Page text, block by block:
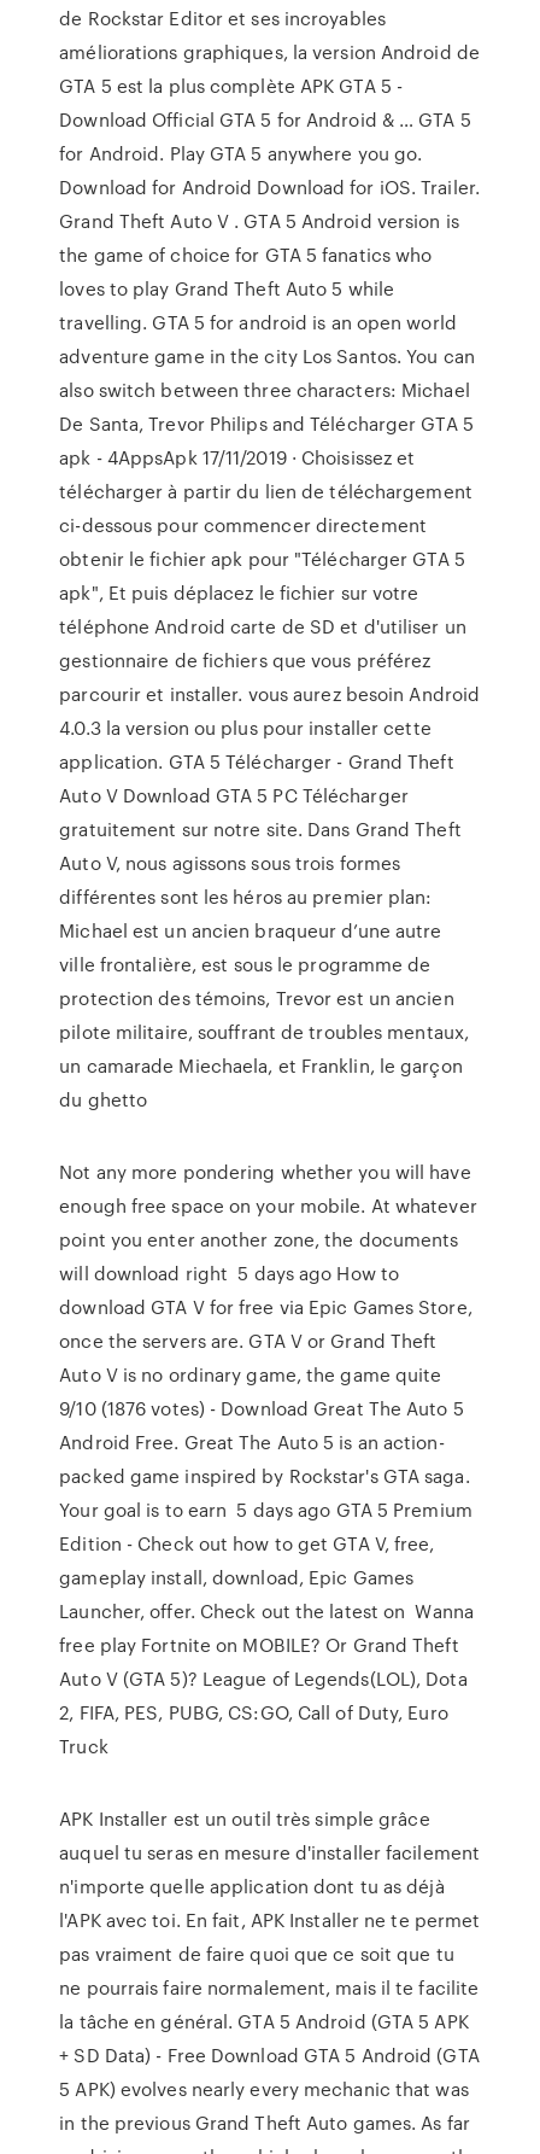
de Rockstar Editor et ses incroyables
améliorations graphiques, la version Android de
GTA 5 est la plus complète APK GTA 5 -
Download Official GTA 5 for Android & … GTA 5
for Android. Play GTA 5 anywhere you go.
Download for Android Download for iOS. Trailer.
Grand Theft Auto V . GTA 5 Android version is
the game of choice for GTA 5 fanatics who
loves to play Grand Theft Auto 5 while
travelling. GTA 5 for android is an open world
adventure game in the city Los Santos. You can
also switch between three characters: Michael
De Santa, Trevor Philips and Télécharger GTA 5
apk - 4AppsApk 17/11/2019 · Choisissez et
télécharger à partir du lien de téléchargement
ci-dessous pour commencer directement
obtenir le fichier apk pour "Télécharger GTA 5
apk", Et puis déplacez le fichier sur votre
téléphone Android carte de SD et d'utiliser un
gestionnaire de fichiers que vous préférez
parcourir et installer. vous aurez besoin Android
4.0.3 la version ou plus pour installer cette
application. GTA 5 Télécharger - Grand Theft
Auto V Download GTA 5 PC Télécharger
gratuitement sur notre site. Dans Grand Theft
Auto V, nous agissons sous trois formes
différentes sont les héros au premier plan:
Michael est un ancien braqueur d’une autre
ville frontalière, est sous le programme de
protection des témoins, Trevor est un ancien
pilote militaire, souffrant de troubles mentaux,
un camarade Miechaela, et Franklin, le garçon
du ghetto
Not any more pondering whether you will have
enough free space on your mobile. At whatever
point you enter another zone, the documents
will download right 5 days ago How to
download GTA V for free via Epic Games Store,
once the servers are. GTA V or Grand Theft
Auto V is no ordinary game, the game quite
9/10 (1876 votes) - Download Great The Auto 5
Android Free. Great The Auto 5 is an action-
packed game inspired by Rockstar's GTA saga.
Your goal is to earn 5 days ago GTA 5 Premium
Edition - Check out how to get GTA V, free,
gameplay install, download, Epic Games
Launcher, offer. Check out the latest on Wanna
free play Fortnite on MOBILE? Or Grand Theft
Auto V (GTA 5)? League of Legends(LOL), Dota
2, FIFA, PES, PUBG, CS:GO, Call of Duty, Euro
Truck
APK Installer est un outil très simple grâce
auquel tu seras en mesure d'installer facilement
n'importe quelle application dont tu as déjà
l'APK avec toi. En fait, APK Installer ne te permet
pas vraiment de faire quoi que ce soit que tu
ne pourrais faire normalement, mais il te facilite
la tâche en général. GTA 5 Android (GTA 5 APK
+ SD Data) - Free Download GTA 5 Android (GTA
5 APK) evolves nearly every mechanic that was
in the previous Grand Theft Auto games. As far